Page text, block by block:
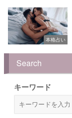
本格占い
Search
キーワード